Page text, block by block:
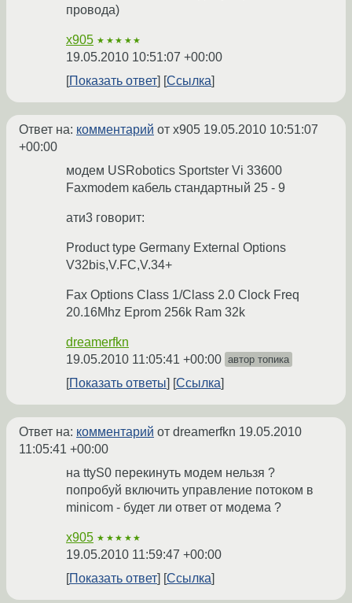
провода)
x905 ★★★★★
19.05.2010 10:51:07 +00:00
Показать ответ
Ссылка
Ответ на: комментарий от x905 19.05.2010 10:51:07
+00:00
модем USRobotics Sportster Vi 33600
Faxmodem кабель стандартный 25 - 9
ати3 говорит:
Product type Germany External Options
V32bis,V.FC,V.34+
Fax Options Class 1/Class 2.0 Clock Freq
20.16Mhz Eprom 256k Ram 32k
dreamerfkn
19.05.2010 11:05:41 +00:00 автор топика
Показать ответы Ссылка
Ответ на: комментарий от dreamerfkn 19.05.2010
11:05:41 +00:00
на ttyS0 перекинуть модем нельзя ?
попробуй включить управление потоком в
minicom - будет ли ответ от модема ?
x905 ★★★★★
19.05.2010 11:59:47 +00:00
Показать ответ
Ссылка